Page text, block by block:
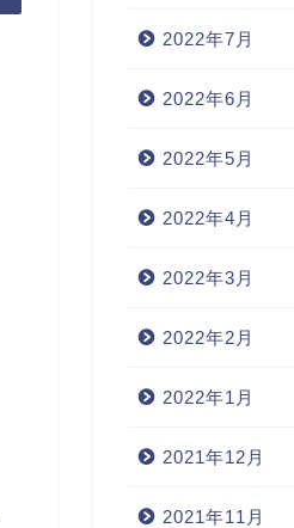
2022年7月
2022年6月
2022年5月
2022年4月
2022年3月
2022年2月
2022年1月
2021年12月
2021年11月